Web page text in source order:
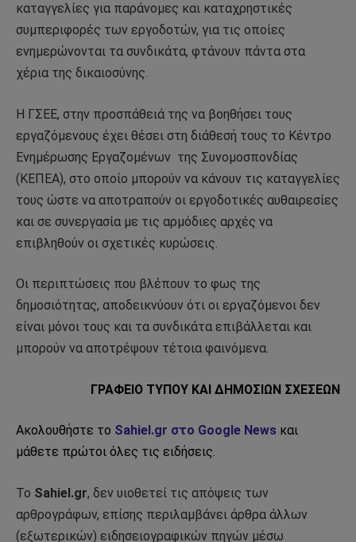
καταγγελίες για παράνομες και καταχρηστικές
συμπεριφορές των εργοδοτών, για τις οποίες
ενημερώνονται τα συνδικάτα, φτάνουν πάντα στα
χέρια της δικαιοσύνης.
Η ΓΣΕΕ, στην προσπάθειά της να βοηθήσει τους
εργαζόμενους έχει θέσει στη διάθεσή τους το Κέντρο
Ενημέρωσης Εργαζομένων της Συνομοσπονδίας
(ΚΕΠΕΑ), στο οποίο μπορούν να κάνουν τις καταγγελίες
τους ώστε να αποτραπούν οι εργοδοτικές αυθαιρεσίες
και σε συνεργασία με τις αρμόδιες αρχές να
επιβληθούν οι σχετικές κυρώσεις.
Οι περιπτώσεις που βλέπουν το φως της
δημοσιότητας, αποδεικνύουν ότι οι εργαζόμενοι δεν
είναι μόνοι τους και τα συνδικάτα επιβάλλεται και
μπορούν να αποτρέψουν τέτοια φαινόμενα.
ΓΡΑΦΕΙΟ ΤΥΠΟΥ ΚΑΙ ΔΗΜΟΣΙΩΝ ΣΧΕΣΕΩΝ
Ακολουθήστε το Sahiel.gr στο Google News και
μάθετε πρώτοι όλες τις ειδήσεις.
Το Sahiel.gr, δεν υιοθετεί τις απόψεις των
αρθρογράφων, επίσης περιλαμβάνει άρθρα άλλων
(εξωτερικών) ειδησειογραφικών πηγών μέσω